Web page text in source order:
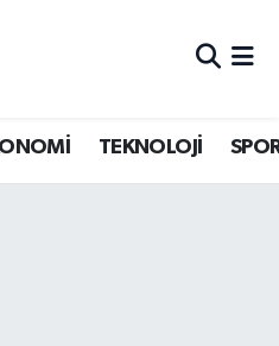
TEKNOLOJİ
ve Fikstür